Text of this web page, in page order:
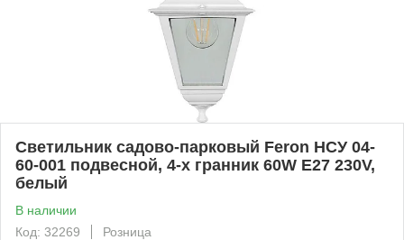
Светильник садово-парковый Feron НСУ 04-
60-001 подвесной, 4-х гранник 60W E27 230V,
белый
В наличии
Код: 32269
Розница